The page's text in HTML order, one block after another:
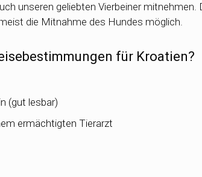
unseren geliebten Vierbeiner mitnehmen.
die Mitnahme des Hundes möglich.
für Kroatien?
(gut lesbar)
ermächtigten Tierarzt